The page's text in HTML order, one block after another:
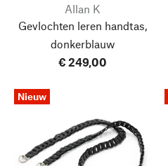
Allan K
Gevlochten leren handtas,
donkerblauw
€ 249,00
Nieuw